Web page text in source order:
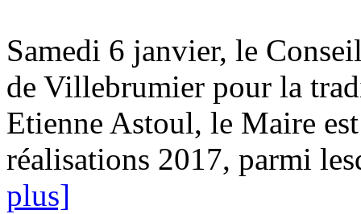
Samedi 6 janvier, le
de Villebrumier pour la
Etienne Astoul, le Maire
réalisations 2017, parmi
plus]